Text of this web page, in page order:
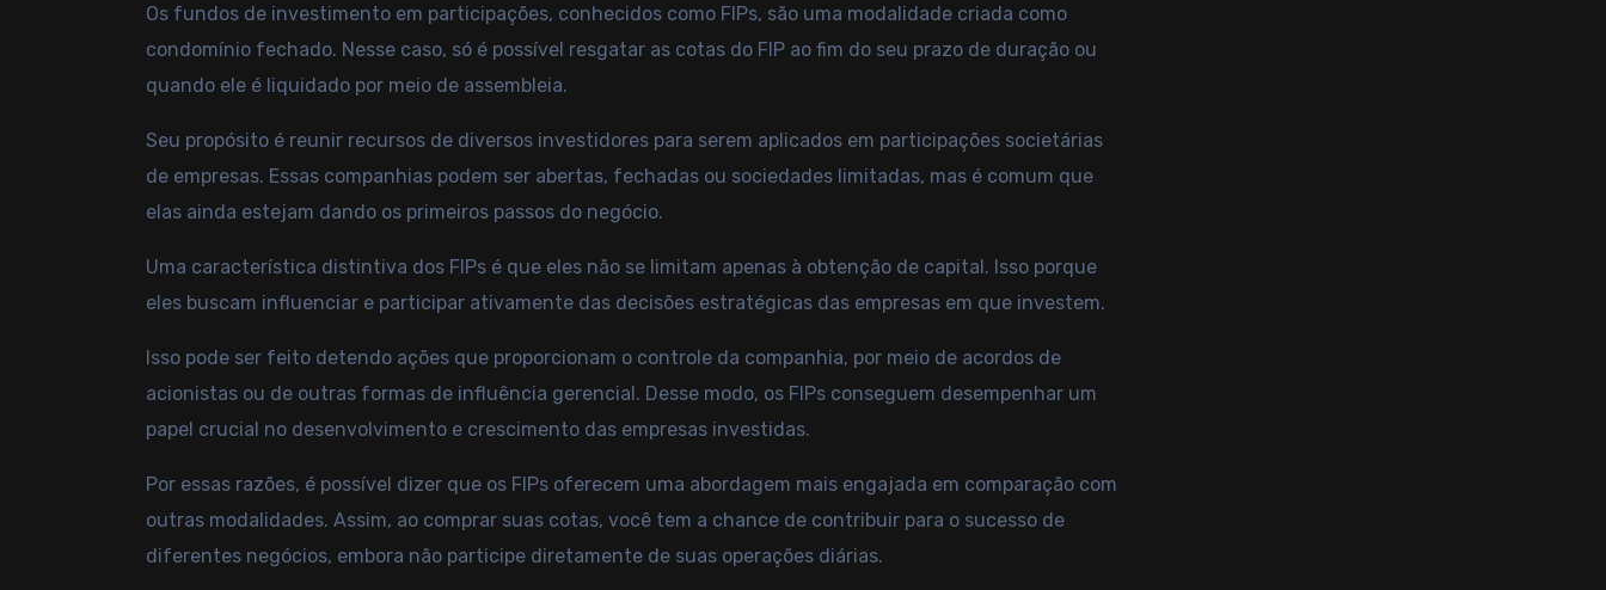
Os fundos de investimento em participações, conhecidos como FIPs, são uma modalidade criada como
condomínio fechado. Nesse caso, só é possível resgatar as cotas do FIP ao fim do seu prazo de duração ou
quando ele é liquidado por meio de assembleia.
Seu propósito é reunir recursos de diversos investidores para serem aplicados em participações societárias
de empresas. Essas companhias podem ser abertas, fechadas ou sociedades limitadas, mas é comum que
elas ainda estejam dando os primeiros passos do negócio.
Uma característica distintiva dos FIPs é que eles não se limitam apenas à obtenção de capital. Isso porque
eles buscam influenciar e participar ativamente das decisões estratégicas das empresas em que investem.
Isso pode ser feito detendo ações que proporcionam o controle da companhia, por meio de acordos de
acionistas ou de outras formas de influência gerencial. Desse modo, os FIPs conseguem desempenhar um
papel crucial no desenvolvimento e crescimento das empresas investidas.
Por essas razões, é possível dizer que os FIPs oferecem uma abordagem mais engajada em comparação com
outras modalidades. Assim, ao comprar suas cotas, você tem a chance de contribuir para o sucesso de
diferentes negócios, embora não participe diretamente de suas operações diárias.